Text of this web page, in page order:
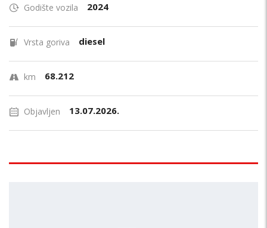
Godište vozila 2024
Vrsta goriva diesel
km 68.212
Objavljen 13.07.2026.